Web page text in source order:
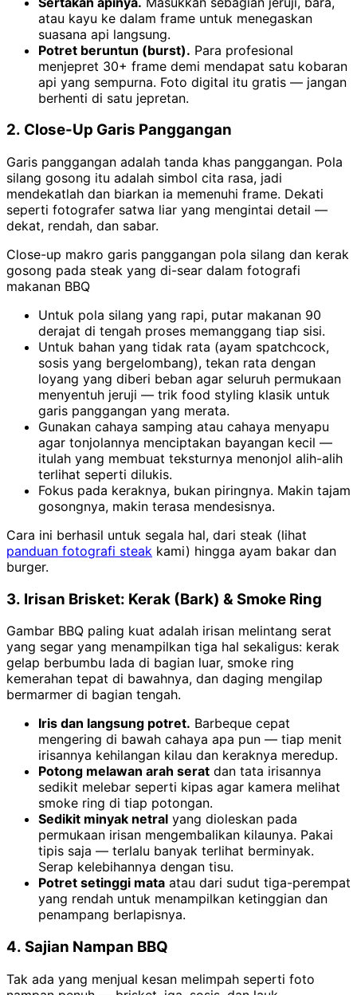
atau kayu ke dalam frame untuk menegaskan
suasana api langsung.
Potret beruntun (burst). Para profesional
menjepret 30+ frame demi mendapat satu kobaran
api yang sempurna. Foto digital itu gratis — jangan
berhenti di satu jepretan.
2. Close-Up Garis Panggangan
Garis panggangan adalah tanda khas panggangan. Pola
silang gosong itu adalah simbol cita rasa, jadi
mendekatlah dan biarkan ia memenuhi frame. Dekati
seperti fotografer satwa liar yang mengintai detail —
dekat, rendah, dan sabar.
Close-up makro garis panggangan pola silang dan kerak
gosong pada steak yang di-sear dalam fotografi
makanan BBQ
Untuk pola silang yang rapi, putar makanan 90
derajat di tengah proses memanggang tiap sisi.
Untuk bahan yang tidak rata (ayam spatchcock,
sosis yang bergelombang), tekan rata dengan
loyang yang diberi beban agar seluruh permukaan
menyentuh jeruji — trik food styling klasik untuk
garis panggangan yang merata.
Gunakan cahaya samping atau cahaya menyapu
agar tonjolannya menciptakan bayangan kecil —
itulah yang membuat teksturnya menonjol alih-alih
terlihat seperti dilukis.
Fokus pada keraknya, bukan piringnya. Makin tajam
gosongnya, makin terasa mendesisnya.
Cara ini berhasil untuk segala hal, dari steak (lihat
panduan fotografi steak kami) hingga ayam bakar dan
burger.
3. Irisan Brisket: Kerak (Bark) & Smoke Ring
Gambar BBQ paling kuat adalah irisan melintang serat
yang segar yang menampilkan tiga hal sekaligus: kerak
gelap berbumbu lada di bagian luar, smoke ring
kemerahan tepat di bawahnya, dan daging mengilap
bermarmer di bagian tengah.
Iris dan langsung potret. Barbeque cepat
mengering di bawah cahaya apa pun — tiap menit
irisannya kehilangan kilau dan keraknya meredup.
Potong melawan arah serat dan tata irisannya
sedikit melebar seperti kipas agar kamera melihat
smoke ring di tiap potongan.
Sedikit minyak netral yang dioleskan pada
permukaan irisan mengembalikan kilaunya. Pakai
tipis saja — terlalu banyak terlihat berminyak.
Serap kelebihannya dengan tisu.
Potret setinggi mata atau dari sudut tiga-perempat
yang rendah untuk menampilkan ketinggian dan
penampang berlapisnya.
4. Sajian Nampan BBQ
Tak ada yang menjual kesan melimpah seperti foto